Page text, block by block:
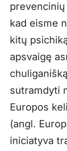
kad eisme
kitų
apsvaigę
sutramdyti
Europos
(angl.
iniciatyva